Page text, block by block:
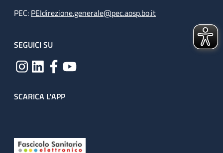
PEC: PEIdirezione.generale@pec.aosp.bo.it
SEGUICI SU
SCARICA L'APP